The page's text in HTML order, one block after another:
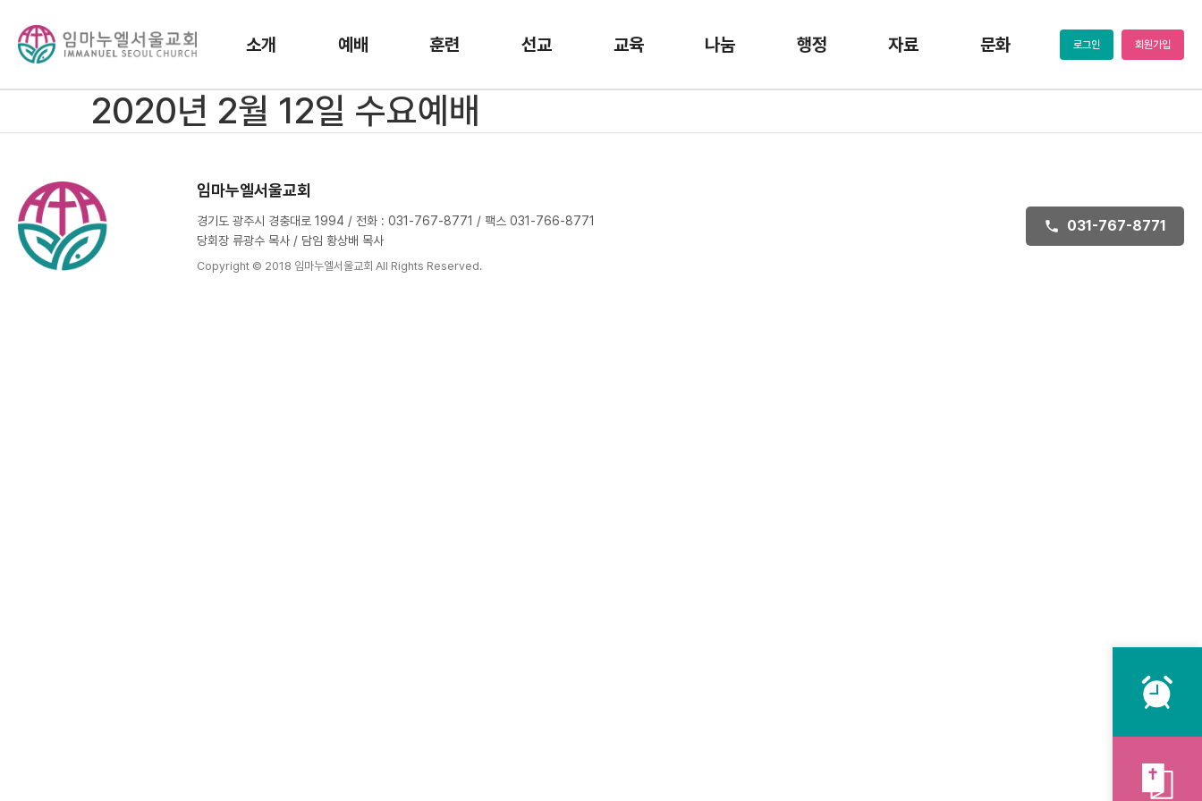
소개 예배 훈련 선교 교육 나눔 행정 자료 문화 로그인 회원가입
2020년 2월 12일 수요예배
임마누엘서울교회
경기도 광주시 경충대로 1994 / 전화 : 031-767-8771 / 팩스 031-766-8771
당회장 류광수 목사 / 담임 황상배 목사
Copyright © 2018 임마누엘서울교회 All Rights Reserved.
031-767-8771